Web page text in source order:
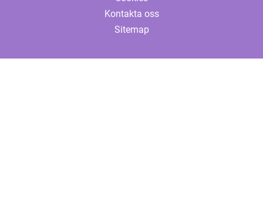
Kontakta oss
Sitemap